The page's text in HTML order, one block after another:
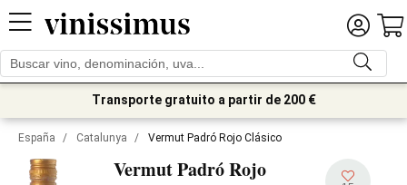
Transporte gratuito a partir de 200 €
España / Catalunya / Vermut Padró Rojo Clásico
Vermut Padró Rojo